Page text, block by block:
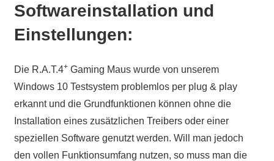
Softwareinstallation und
Einstellungen:
Die R.A.T.4+Gaming Maus wurde von unserem
Windows 10 Testsystem problemlos per plug & play
erkannt und die Grundfunktionen können ohne die
Installation eines zusätzlichen Treibers oder einer
speziellen Software genutzt werden. Will man jedoch
den vollen Funktionsumfang nutzen, so muss man die